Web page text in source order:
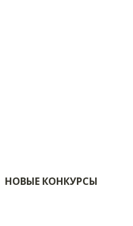
НОВЫЕ КОНКУРСЫ